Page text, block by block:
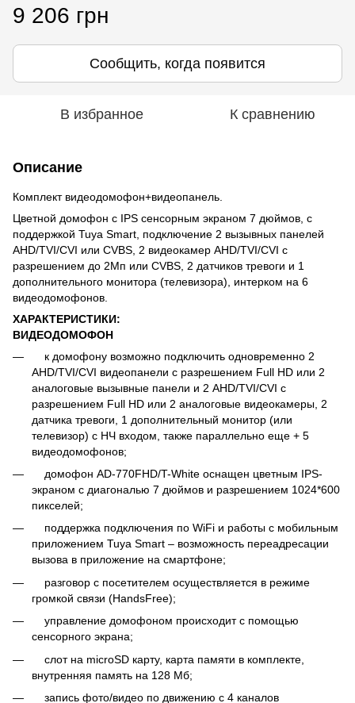
9 206 грн
Сообщить, когда появится
В избранное К сравнению
Описание
Комплект видеодомофон+видеопанель.
Цветной домофон с IPS сенсорным экраном 7 дюймов, с
поддержкой Tuya Smart, подключение 2 вызывных панелей
AHD/TVI/CVI или CVBS, 2 видеокамер AHD/TVI/CVI с
разрешением до 2Мп или CVBS, 2 датчиков тревоги и 1
дополнительного монитора (телевизора), интерком на 6
видеодомофонов.
ХАРАКТЕРИСТИКИ:
ВИДЕОДОМОФОН
к домофону возможно подключить одновременно 2
AHD/TVI/CVI видеопанели с разрешением Full HD или 2
аналоговые вызывные панели и 2 AHD/TVI/CVI с
разрешением Full HD или 2 аналоговые видеокамеры, 2
датчика тревоги, 1 дополнительный монитор (или
телевизор) с НЧ входом, также параллельно еще + 5
видеодомофонов;
домофон AD-770FHD/T-White оснащен цветным IPS-
экраном с диагональю 7 дюймов и разрешением 1024*600
пикселей;
поддержка подключения по WiFi и работы с мобильным
приложением Tuya Smart – возможность переадресации
вызова в приложение на смартфоне;
разговор с посетителем осуществляется в режиме
громкой связи (HandsFree);
управление домофоном происходит с помощью
сенсорного экрана;
слот на microSD карту, карта памяти в комплекте,
внутренняя память на 128 Мб;
запись фото/видео по движению с 4 каналов